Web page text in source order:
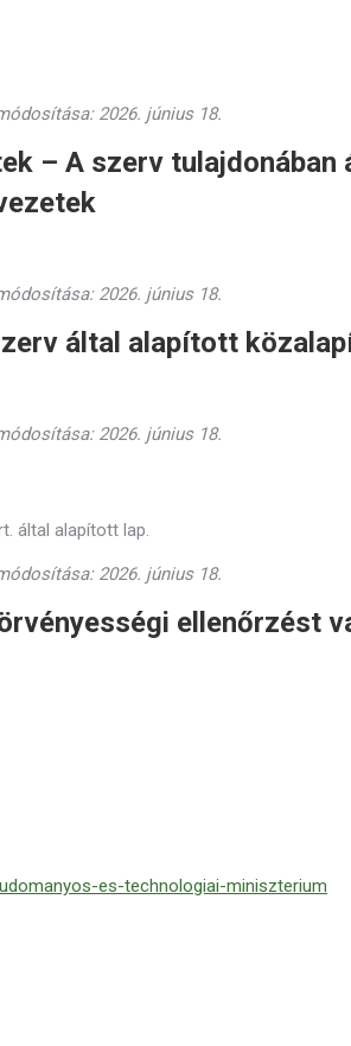
2026. június 18.
– A szerv tulajdonában
2026. június 18.
által alapított
2026. június 18.
által alapított lap.
2026. június 18.
ellenőrzést
es-technologiai-miniszterium